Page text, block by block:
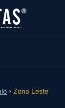
› Zona Leste